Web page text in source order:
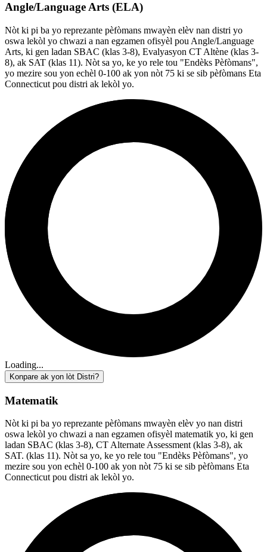
Angle/Language Arts (ELA)
Nòt ki pi ba yo reprezante pèfòmans mwayèn elèv nan distri yo
oswa lekòl yo chwazi a nan egzamen ofisyèl pou Angle/Language
Arts, ki gen ladan SBAC (klas 3-8), Evalyasyon CT Altène (klas 3-
8), ak SAT (klas 11). Nòt sa yo, ke yo rele tou "Endèks Pèfòmans",
yo mezire sou yon echèl 0-100 ak yon nòt 75 ki se sib pèfòmans Eta
Connecticut pou distri ak lekòl yo.
Loading...
Konpare ak yon lòt Distri?
Matematik
Nòt ki pi ba yo reprezante pèfòmans mwayèn elèv yo nan distri
oswa lekòl yo chwazi a nan egzamen ofisyèl matematik yo, ki gen
ladan SBAC (klas 3-8), CT Alternate Assessment (klas 3-8), ak
SAT. (klas 11). Nòt sa yo, ke yo rele tou "Endèks Pèfòmans", yo
mezire sou yon echèl 0-100 ak yon nòt 75 ki se sib pèfòmans Eta
Connecticut pou distri ak lekòl yo.